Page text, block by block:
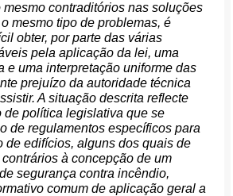
contraditórios nas soluções
mesmo tipo de problemas, é
obter, por parte das várias
pela aplicação da lei, uma
e uma interpretação uniforme das
prejuízo da autoridade técnica
A situação descrita reflecte
de política legislativa que se
de regulamentos específicos para
de edifícios, alguns dos quais de
à concepção de um
segurança contra incêndio,
comum de aplicação geral a